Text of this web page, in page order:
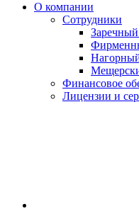
О компании
Сотрудники
Финансовое
Лицензии и